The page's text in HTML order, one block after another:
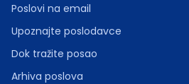
Poslovi na email
Upoznajte poslodavce
Dok tražite posao
Arhiva poslova